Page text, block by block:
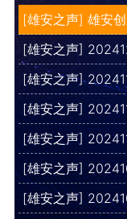
[雄安之声] 雄安
[雄安之声]
[雄安之声]
[雄安之声]
[雄安之声]
[雄安之声]
[雄安之声]